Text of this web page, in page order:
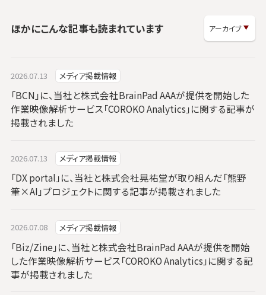
ほかにこんな記事も読まれています
2026.07.13 メディア掲載情報
「BCN」に、当社と株式会社BrainPad AAAが提供を開始した
作業映像解析サービス「COROKO Analytics」に関する記事が
掲載されました
2026.07.13 メディア掲載情報
「DX portal」に、当社と株式会社晃祐堂が取り組んだ「熊野
筆×AI」プロジェクトに関する記事が掲載されました
2026.07.08 メディア掲載情報
「Biz/Zine」に、当社と株式会社BrainPad AAAが提供を開始
した作業映像解析サービス「COROKO Analytics」に関する記
事が掲載されました